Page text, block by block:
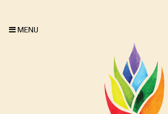
MENU